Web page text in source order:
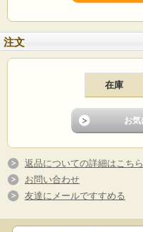
注文
在庫
返品についての詳細はこちら
お問い合わせ
友達にメールですすめる